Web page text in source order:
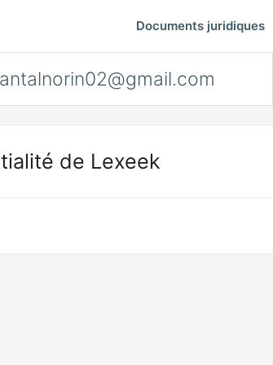
Documents juridiques
de Lexeek